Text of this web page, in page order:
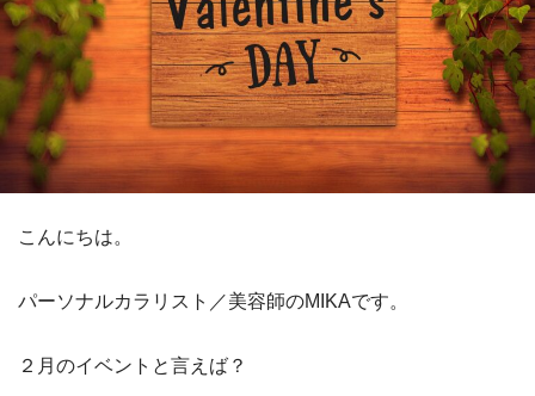
こんにちは。
パーソナルカラリスト／美容師のMIKAです。
２月のイベントと言えば？